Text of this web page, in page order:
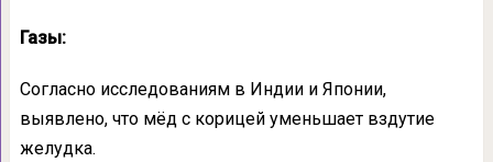
Газы:
Согласно исследованиям в Индии и Японии,
выявлено, что мёд с корицей уменьшает вздутие
желудка.